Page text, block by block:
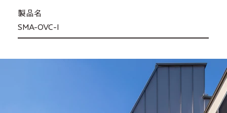
製品名
SMA-OVC-I